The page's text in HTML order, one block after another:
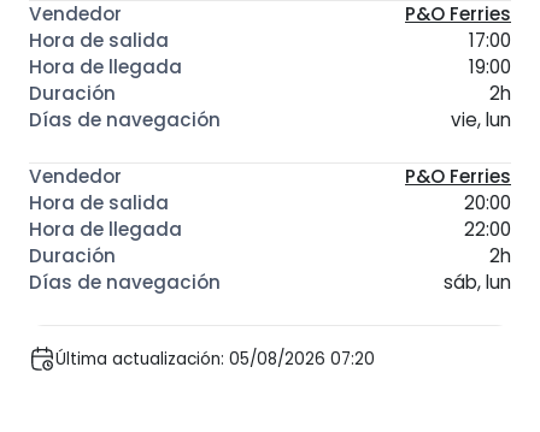
P&O Ferries
17:00
19:00
2h
vie, lun
P&O Ferries
20:00
22:00
2h
sáb, lun
Última actualización: 05/08/2026 07:20